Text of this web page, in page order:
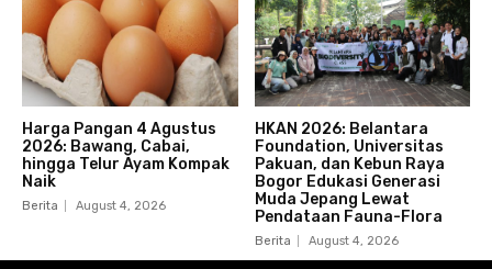
Harga Pangan 4 Agustus
2026: Bawang, Cabai,
hingga Telur Ayam Kompak
Naik
Berita August 4, 2026
HKAN 2026: Belantara
Foundation, Universitas
Pakuan, dan Kebun Raya
Bogor Edukasi Generasi
Muda Jepang Lewat
Pendataan Fauna-Flora
Berita August 4, 2026